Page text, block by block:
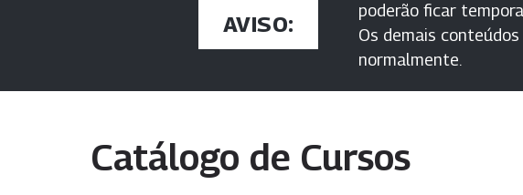
AVISO:
poderão ficar
Os demais
normalmente.
Catálogo de Cursos